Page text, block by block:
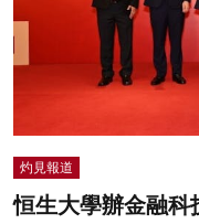
灼見報道
恒生大學辦金融科